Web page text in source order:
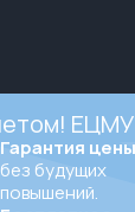
Гарантия цены
без будущих
повышений.